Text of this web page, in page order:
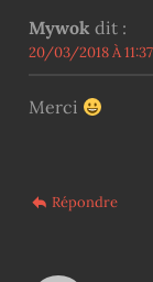
Mywok dit :
20/03/2018 À 11:37
Merci
Répondre